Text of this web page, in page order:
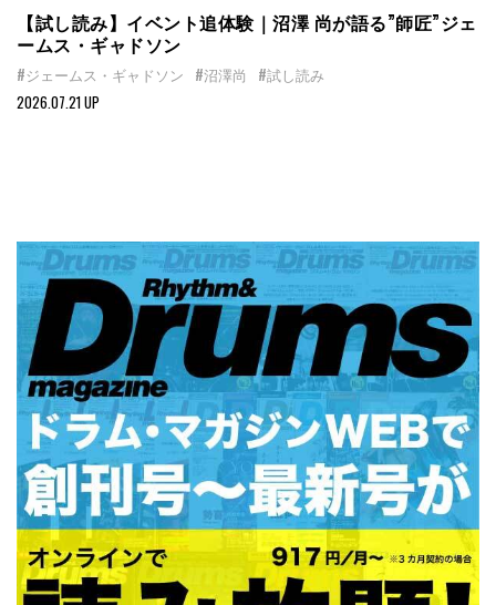
【試し読み】イベント追体験｜沼澤 尚が語る”師匠”ジェ
ームス・ギャドソン
#ジェームス・ギャドソン #沼澤尚
#試し読み
2026.07.21 UP